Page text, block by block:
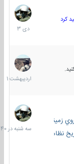
22
دی
1403
30
1401
زميني
نظامی
سه
شنبه
در